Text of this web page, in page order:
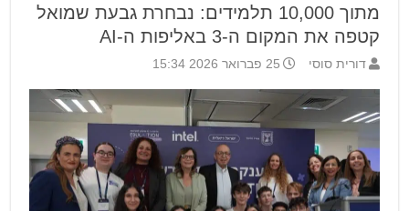
מתוך 10,000 תלמידים: נבחרת גבעת שמואל
קטפה את המקום ה-3 באליפות ה-AI
דורית סוסי 25 פברואר 2026 15:34